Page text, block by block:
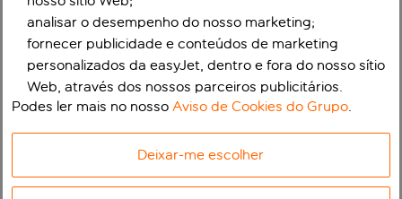
analisar o desempenho do nosso marketing;
fornecer publicidade e conteúdos de marketing
personalizados da easyJet, dentro e fora do nosso sítio
Web, através dos nossos parceiros publicitários.
Podes ler mais no nossoAviso de Cookies do Grupo.
Deixar-me escolher